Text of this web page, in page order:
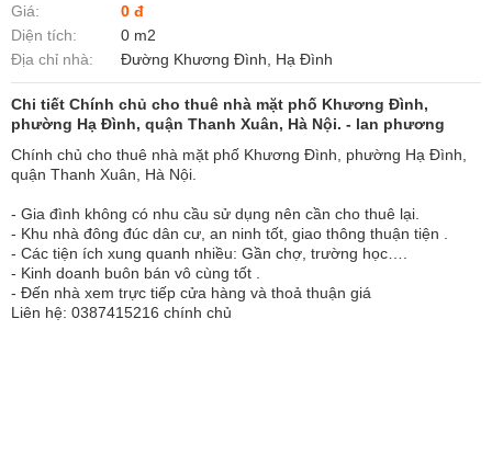
Giá:
0 đ
Diện tích:
0 m2
Địa chỉ nhà:
Đường Khương Đình, Hạ Đình
Chi tiết Chính chủ cho thuê nhà mặt phố Khương Đình,
phường Hạ Đình, quận Thanh Xuân, Hà Nội. - lan phương
Chính chủ cho thuê nhà mặt phố Khương Đình, phường Hạ Đình,
quận Thanh Xuân, Hà Nội.
- Gia đình không có nhu cầu sử dụng nên cần cho thuê lại.
- Khu nhà đông đúc dân cư, an ninh tốt, giao thông thuận tiện .
- Các tiện ích xung quanh nhiều: Gần chợ, trường học….
- Kinh doanh buôn bán vô cùng tốt .
- Đến nhà xem trực tiếp cửa hàng và thoả thuận giá
Liên hệ: 0387415216 chính chủ